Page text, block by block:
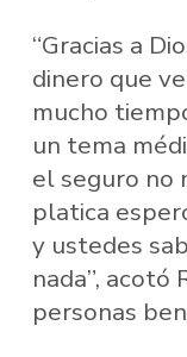
“Gracias a
dinero que
mucho
un tema
el seguro no
platica
y ustedes
nada”, acotó
personas